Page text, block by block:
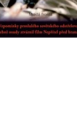
349 Kč
279 Kč